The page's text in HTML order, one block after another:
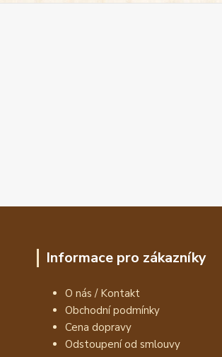
Informace pro zákazníky
O nás / Kontakt
Obchodní podmínky
Cena dopravy
Odstoupení od smlouvy